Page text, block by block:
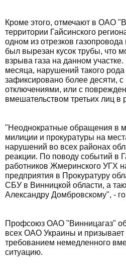
Кроме этого, отмечают в ОАО
территории Гайсинского
одном из отрезков
был вырезан кусок трубы, что
взрыва газа на данном
месяца, нарушений такого
зафиксировано более десяти,
отключениями, или с
вмешательством третьих лиц в
"Неоднократные обращения в
милиции и прокуратуры на
нарушений во всех районах
реакции. По поводу событий в
работников Жмеринского УГХ
предприятия в Прокуратуру
СБУ в Винницкой области, а
Александру Домбровскому", -
Профсоюз ОАО "Винницагаз"
всех ОАО Украины и призывает
требованием немедленного
ситуацию.